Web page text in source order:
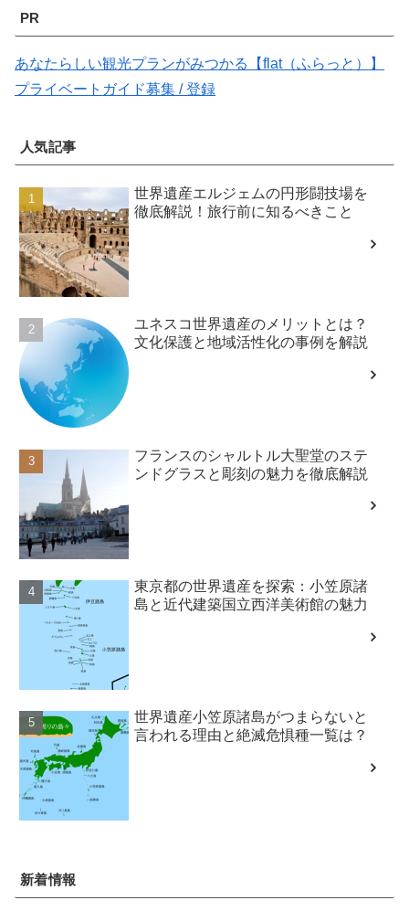
PR
あなたらしい観光プランがみつかる【flat（ふらっと）】
プライベートガイド募集 / 登録
人気記事
世界遺産エルジェムの円形闘技場を
徹底解説！旅行前に知るべきこと
ユネスコ世界遺産のメリットとは？
文化保護と地域活性化の事例を解説
フランスのシャルトル大聖堂のステ
ンドグラスと彫刻の魅力を徹底解説
東京都の世界遺産を探索：小笠原諸
島と近代建築国立西洋美術館の魅力
世界遺産小笠原諸島がつまらないと
言われる理由と絶滅危惧種一覧は？
新着情報